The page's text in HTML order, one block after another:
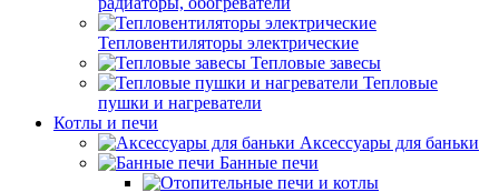
Тепловентиляторы электрические
Тепловые завесы
Тепловые
пушки и нагреватели
Котлы и печи
Аксессуары для баньки
Банные печи